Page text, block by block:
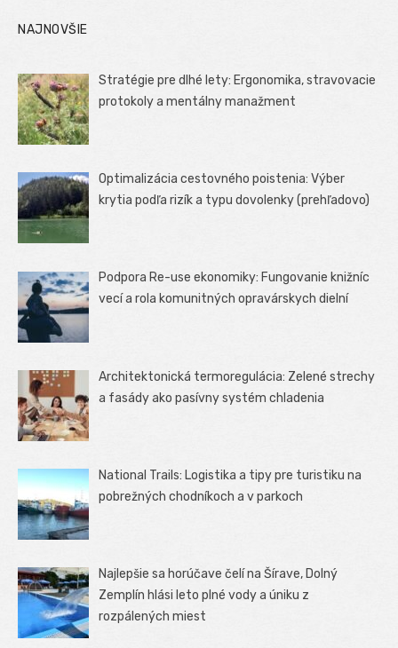
NAJNOVŠIE
Stratégie pre dlhé lety: Ergonomika, stravovacie
protokoly a mentálny manažment
Optimalizácia cestovného poistenia: Výber
krytia podľa rizík a typu dovolenky (prehľadovo)
Podpora Re-use ekonomiky: Fungovanie knižníc
vecí a rola komunitných opravárskych dielní
Architektonická termoregulácia: Zelené strechy
a fasády ako pasívny systém chladenia
National Trails: Logistika a tipy pre turistiku na
pobrežných chodníkoch a v parkoch
Najlepšie sa horúčave čelí na Šírave, Dolný
Zemplín hlási leto plné vody a úniku z
rozpálených miest